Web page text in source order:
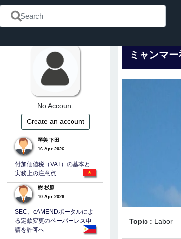
No Account
Create an account
琴美 下田
16 Apr 2026
付加価値税（VAT）の基本と
実務上の注意点
樹 杉原
10 Apr 2026
SEC、eAMENDポータルによ
る定款変更のペーパーレス申
請を許可へ
ミャンマ
Topic : Labor